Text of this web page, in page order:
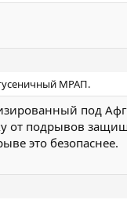
МРАП.
под
от подрывов
это безопаснее.